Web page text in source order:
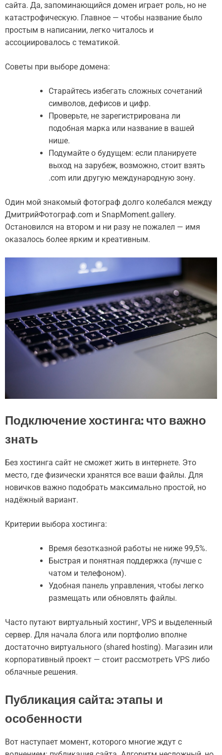
сайта. Да, запоминающийся домен играет роль, но не
катастрофическую. Главное — чтобы название было
простым в написании, легко читалось и
ассоциировалось с тематикой.
Советы при выборе домена:
Старайтесь избегать сложных сочетаний
символов, дефисов и цифр.
Проверьте, не зарегистрирована ли
подобная марка или название в вашей
нише.
Подумайте о будущем: если планируете
выход на зарубеж, возможно, стоит взять
.com или другую международную зону.
Один мой знакомый фотограф долго колебался между
ДмитрийФотограф.com и SnapMoment.gallery.
Остановился на втором и ни разу не пожалел — имя
оказалось более ярким и креативным.
Подключение хостинга: что важно
знать
Без хостинга сайт не сможет жить в интернете. Это
место, где физически хранятся все ваши файлы. Для
новичков важно подобрать максимально простой, но
надёжный вариант.
Критерии выбора хостинга:
Время безотказной работы не ниже 99,5%.
Быстрая и понятная поддержка (лучше с
чатом и телефоном).
Удобная панель управления, чтобы легко
размещать или обновлять файлы.
Часто путают виртуальный хостинг, VPS и выделенный
сервер. Для начала блога или портфолио вполне
достаточно виртуального (shared hosting). Магазин или
корпоративный проект — стоит рассмотреть VPS либо
облачные решения.
Публикация сайта: этапы и
особенности
Вот наступает момент, которого многие ждут с